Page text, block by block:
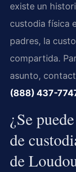
existe un
custodia física
padres, la
compartida.
asunto,
(888) 437-
¿Se
de
de